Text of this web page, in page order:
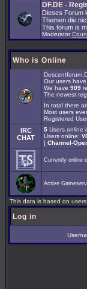
DF.DE -
Dieses Forum
Themen die
This forum is
Moderator
Who is Online
Our users
We have 909
The newest
In total there
Most users
Registered
IRC
CHAT
5 Users online
Users online:
[ Channel-
Currently online
Active
This data is based on
Log in